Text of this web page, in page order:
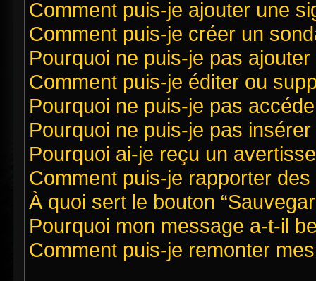
Comment puis-je ajouter une
Comment puis-je créer un
Pourquoi ne puis-je pas
Comment puis-je éditer ou
Pourquoi ne puis-je pas
Pourquoi ne puis-je pas
Pourquoi ai-je reçu un
Comment puis-je rapporter
À quoi sert le bouton
Pourquoi mon message a-t-il
Comment puis-je remonter